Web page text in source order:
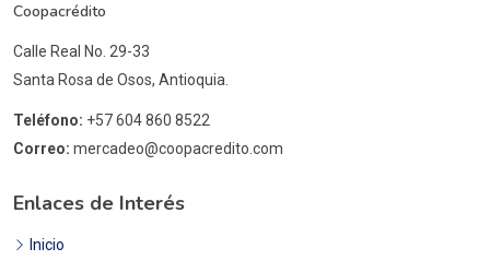
Coopacrédito
Calle Real No. 29-33
Santa Rosa de Osos, Antioquia.
Teléfono: +57 604 860 8522
Correo: mercadeo@coopacredito.com
Enlaces de Interés
Inicio